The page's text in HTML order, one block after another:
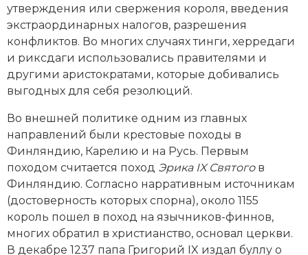
утверждения или свержения короля, введения
экстраординарных налогов, разрешения
конфликтов. Во многих случаях тинги, херредаги
и риксдаги использовались правителями и
другими аристократами, которые добивались
выгодных для себя резолюций.
Во внешней политике одним из главных
направлений были крестовые походы в
Финляндию, Карелию и на Русь. Первым
походом считается поход Эрика IX Святогов
Финляндию. Согласно нарративным источникам
(достоверность которых спорна), около 1155
король пошел в поход на язычников-финнов,
многих обратил в христианство, основал церкви.
В декабре 1237 папа Григорий IX издал буллу о